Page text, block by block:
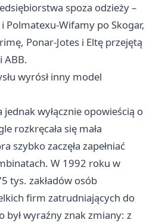
spoza odzieży –
Polmatexu-Wifamy po Skogar,
Ponar-Jotes i Eltę przejętą
ABB.
wyrósł inny model
jednak wyłącznie opowieścią o
rozkręcała się mała
szybko zaczęła zapełniać
W 1992 roku w
tys. zakładów osób
firm zatrudniających do
był wyraźny znak zmiany: z